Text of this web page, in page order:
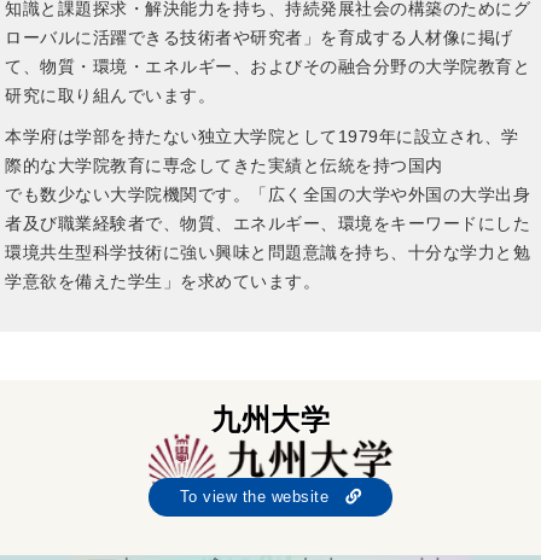
知識と課題探求・解決能力を持ち、持続発展社会の構築のためにグ
ローバルに活躍できる技術者や研究者」を育成する人材像に掲げ
て、物質・環境・エネルギー、およびその融合分野の大学院教育と
研究に取り組んでいます。
本学府は学部を持たない独立大学院として1979年に設立され、学
際的な大学院教育に専念してきた実績と伝統を持つ国内
でも数少ない大学院機関です。「広く全国の大学や外国の大学出身
者及び職業経験者で、物質、エネルギー、環境をキーワードにした
環境共生型科学技術に強い興味と問題意識を持ち、十分な学力と勉
学意欲を備えた学生」を求めています。
九州大学
To view the website